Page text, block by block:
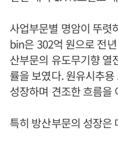
사업부문별 명암이 뚜
bin은 302억 원으로 전
산부문의 유도무기향 열
률을 보였다. 원유시추
성장하며 견조한 흐름을
특히 방산부문의 성장은